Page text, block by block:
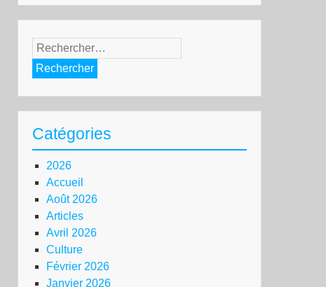
Rechercher :
Catégories
2026
Accueil
Août 2026
Articles
Avril 2026
Culture
Février 2026
Janvier 2026